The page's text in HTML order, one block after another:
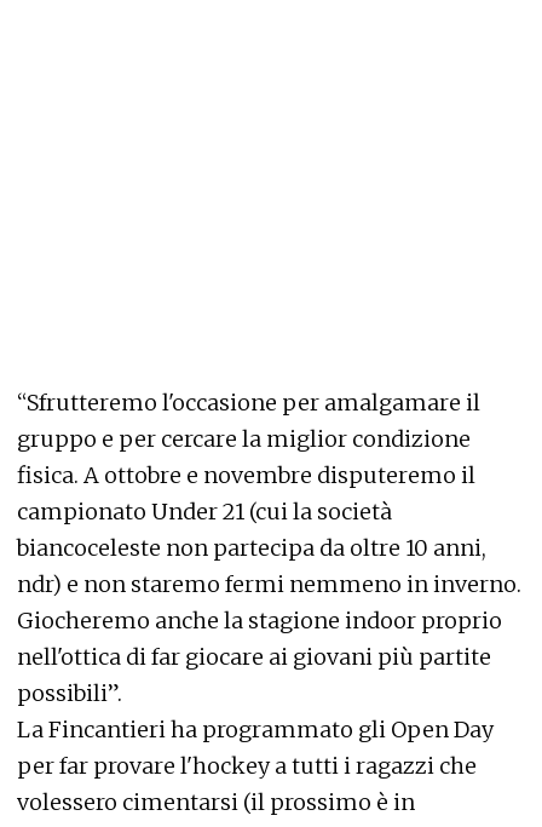
“Sfrutteremo l'occasione per amalgamare il
gruppo e per cercare la miglior condizione
fisica. A ottobre e novembre disputeremo il
campionato Under 21 (cui la società
biancoceleste non partecipa da oltre 10 anni,
ndr) e non staremo fermi nemmeno in inverno.
Giocheremo anche la stagione indoor proprio
nell'ottica di far giocare ai giovani più partite
possibili”.
La Fincantieri ha programmato gli Open Day
per far provare l'hockey a tutti i ragazzi che
volessero cimentarsi (il prossimo è in